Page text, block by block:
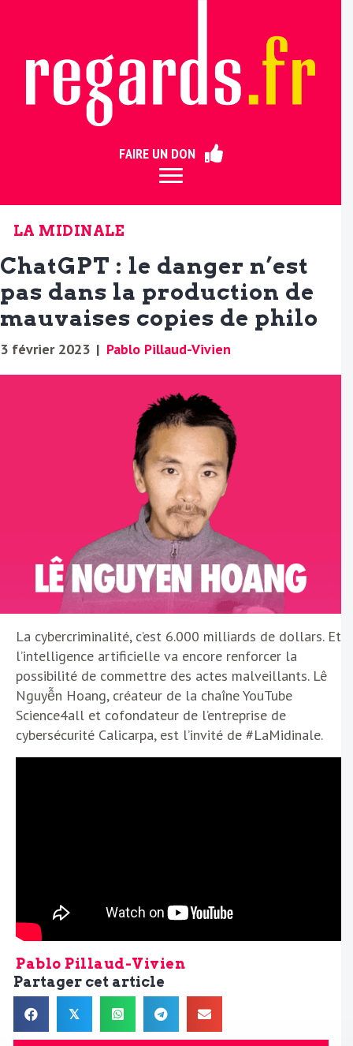
FAIRE UN DON
LA MIDINALE
ChatGPT : le danger n’est
pas dans la production de
mauvaises copies de philo
3 février 2023 | Pablo Pillaud-Vivien
La cybercriminalité, c’est 6.000 milliards de dollars. Et
l’intelligence artificielle va encore renforcer la
possibilité de commettre des actes malveillants. Lê
Nguyễn Hoang, créateur de la chaîne YouTube
Science4all et cofondateur de l’entreprise de
cybersécurité Calicarpa, est l’invité de #LaMidinale.
Pablo Pillaud-Vivien
Partager cet article
𝕏